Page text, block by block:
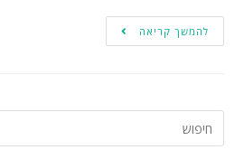
להמשך קריאה